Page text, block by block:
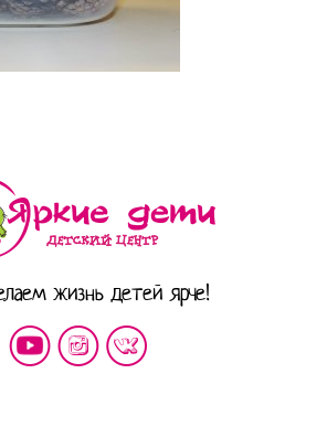
жизнь детей ярче!